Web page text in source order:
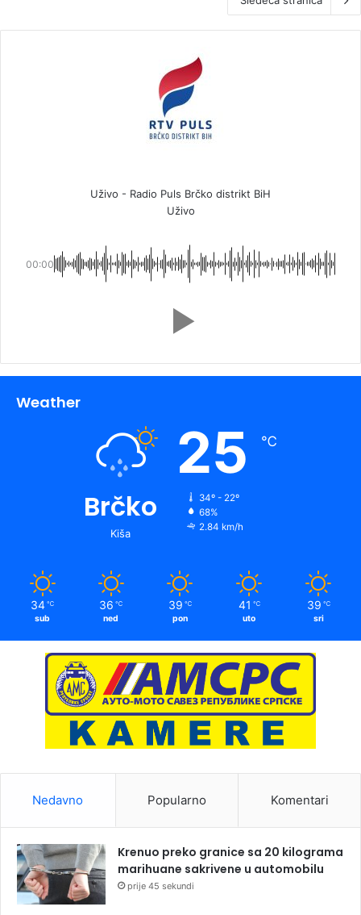
Uživo - Radio Puls Brčko distrikt BiH
Uživo
00:00
Weather
Brčko
Kiša
25 ℃
34º - 22º
68%
2.84 km/h
34 ℃
sub
36 ℃
ned
39 ℃
pon
41 ℃
uto
39 ℃
sri
Nedavno Popularno Komentari
Krenuo preko granice sa 20 kilograma
marihuane sakrivene u automobilu
prije 45 sekundi